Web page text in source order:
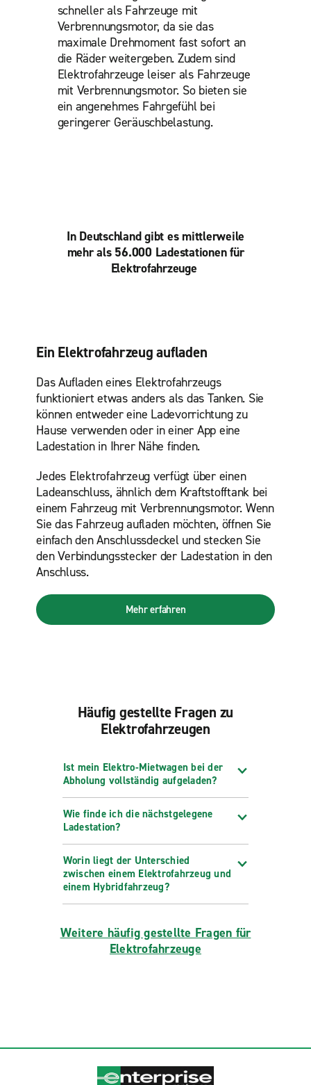
schneller als Fahrzeuge mit
Verbrennungsmotor, da sie das
maximale Drehmoment fast sofort an
die Räder weitergeben. Zudem sind
Elektrofahrzeuge leiser als Fahrzeuge
mit Verbrennungsmotor. So bieten sie
ein angenehmes Fahrgefühl bei
geringerer Geräuschbelastung.
In Deutschland gibt es mittlerweile
mehr als 56.000 Ladestationen für
Elektrofahrzeuge
Ein Elektrofahrzeug aufladen
Das Aufladen eines Elektrofahrzeugs
funktioniert etwas anders als das Tanken. Sie
können entweder eine Ladevorrichtung zu
Hause verwenden oder in einer App eine
Ladestation in Ihrer Nähe finden.
Jedes Elektrofahrzeug verfügt über einen
Ladeanschluss, ähnlich dem Kraftstofftank bei
einem Fahrzeug mit Verbrennungsmotor. Wenn
Sie das Fahrzeug aufladen möchten, öffnen Sie
einfach den Anschlussdeckel und stecken Sie
den Verbindungsstecker der Ladestation in den
Anschluss.
Mehr erfahren
Häufig gestellte Fragen zu
Elektrofahrzeugen
Ist mein Elektro-Mietwagen bei der
Abholung vollständig aufgeladen?
Wie finde ich die nächstgelegene
Ladestation?
Worin liegt der Unterschied
zwischen einem Elektrofahrzeug und
einem Hybridfahrzeug?
Weitere häufig gestellte Fragen für
Elektrofahrzeuge